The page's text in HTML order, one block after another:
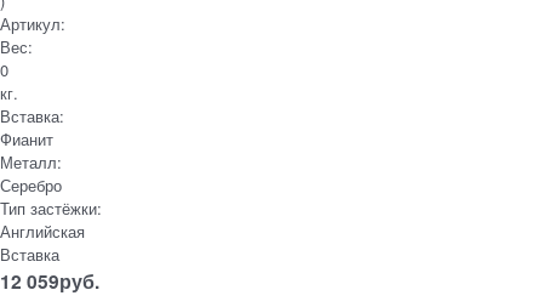
Артикул:
Вес:
0
кг.
Вставка:
Фианит
Металл:
Серебро
Тип застёжки:
Английская
Вставка
12 059руб.